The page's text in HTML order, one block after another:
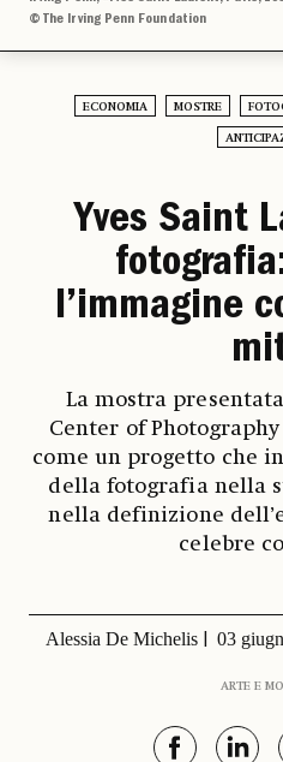
© The Irving Penn Foundation
ECONOMIA MOSTRE
Yves Saint
l’immagine
La mostra
Center of
come un progetto che
della fotografia nella
nella definizione
celebre
Alessia De Michelis 03
ARTE E